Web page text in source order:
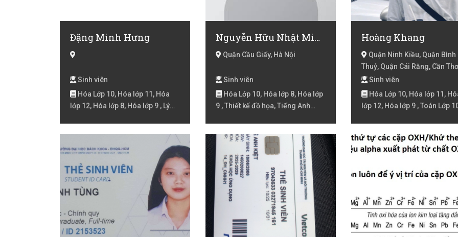
Đặng Minh Hưng
Sinh viên
Hóa Lớp 10, Hóa lớp 11, Hóa
lớp 12, Hóa lớp 8, Hóa lớp 9 , Lý
Nguyễn Hữu Nhật Minh
Quận Cầu Giấy, Hà Nội
Sinh viên
Hóa Lớp 10, Hóa lớp 8, Hóa lớp
9 , Thiết kế đồ họa, Tiếng Anh
Lớp 2, Toán lớp 3, Toán lớp 4,
Toán lớp 5, Toán lớp 6, Toán lớp 7
Hoàng Khang
Quận Ninh Kiều, Quận Bình
Thuỷ, Quận Cái Răng, Cần Thơ
Sinh viên
Hóa Lớp 10, Hóa lớp 11,
lớp 12, Hóa lớp 9 , Toán Lớp